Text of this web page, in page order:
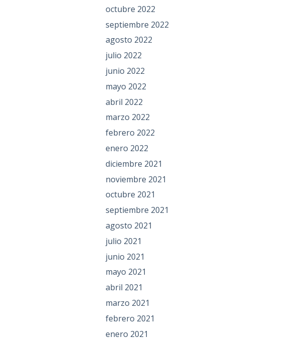
octubre 2022
septiembre 2022
agosto 2022
julio 2022
junio 2022
mayo 2022
abril 2022
marzo 2022
febrero 2022
enero 2022
diciembre 2021
noviembre 2021
octubre 2021
septiembre 2021
agosto 2021
julio 2021
junio 2021
mayo 2021
abril 2021
marzo 2021
febrero 2021
enero 2021